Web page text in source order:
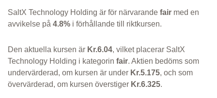
SaltX Technology Holding är för närvarande fair med en
avvikelse på 4.8% i förhållande till riktkursen.
Den aktuella kursen är Kr.6.04, vilket placerar SaltX
Technology Holding i kategorin fair. Aktien bedöms som
undervärderad, om kursen är under Kr.5.175, och som
övervärderad, om kursen överstiger Kr.6.325.